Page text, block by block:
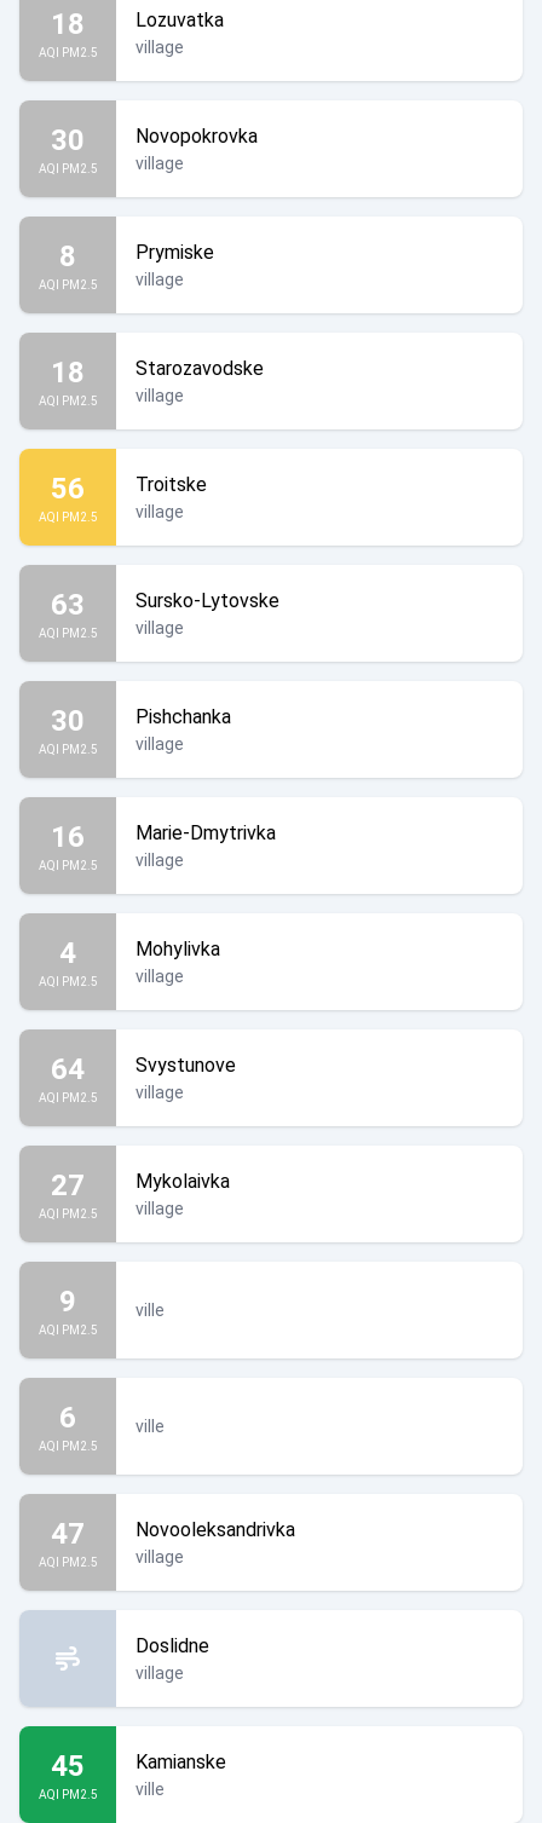
18
AQI PM2.5
Lozuvatka
village
30
AQI PM2.5
Novopokrovka
village
8
AQI PM2.5
Prymiske
village
18
AQI PM2.5
Starozavodske
village
56
AQI PM2.5
Troitske
village
63
AQI PM2.5
Sursko-Lytovske
village
30
AQI PM2.5
Pishchanka
village
16
AQI PM2.5
Marie-Dmytrivka
village
4
AQI PM2.5
Mohylivka
village
64
AQI PM2.5
Svystunove
village
27
AQI PM2.5
Mykolaivka
village
9
AQI PM2.5
ville
6
AQI PM2.5
ville
47
AQI PM2.5
Novooleksandrivka
village
Doslidne
village
45
AQI PM2.5
Kamianske
ville